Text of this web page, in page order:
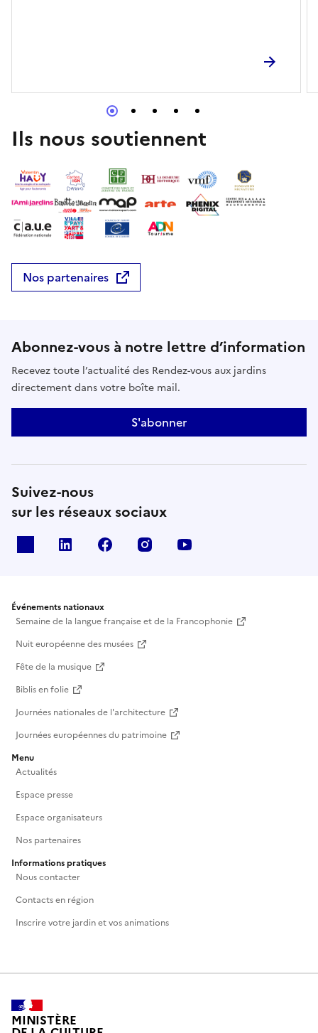
Ils nous soutiennent
Nos partenaires
Abonnez-vous à notre lettre d’information
Recevez toute l’actualité des Rendez-vous aux jardins
directement dans votre boîte mail.
S'abonner
Suivez-nous
sur les réseaux sociaux
Linkedin Facebook Instagram
Événements nationaux
Semaine de la langue française et de la Francophonie
Nuit européenne des musées
Fête de la musique
Biblis en folie
Journées nationales de l'architecture
Journées européennes du patrimoine
Menu
Actualités
Espace presse
Espace organisateurs
Nos partenaires
Informations pratiques
Nous contacter
Contacts en région
Inscrire votre jardin et vos animations
MINISTÈRE